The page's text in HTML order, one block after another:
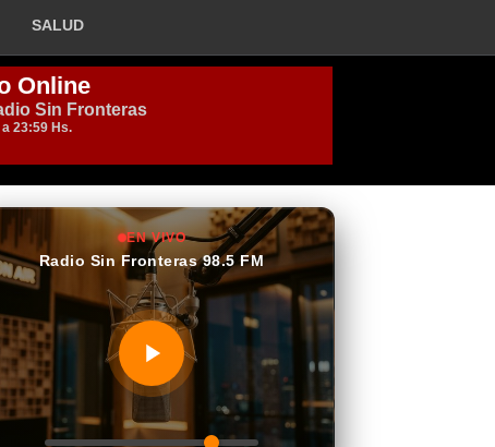
SALUD
EN VIVO
Radio Sin Fronteras 98.5 FM